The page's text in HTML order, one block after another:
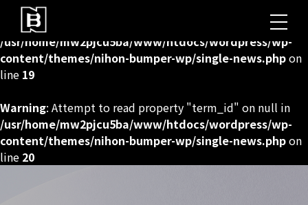
Warning
/usr/home/mw2pjcu5ba/www/htdocs/wordpress/wp-
content/themes/nihon-bumper-wp/single-news.phpon
line 19
Warning: Attempt to read property "term_id" on null in
/usr/home/mw2pjcu5ba/www/htdocs/wordpress/wp-
content/themes/nihon-bumper-wp/single-news.phpon
line 20